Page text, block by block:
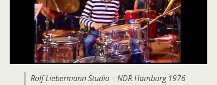
Rolf Liebermann Studio – NDR Hamburg 1976